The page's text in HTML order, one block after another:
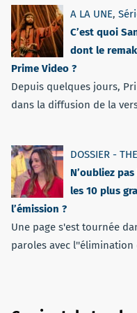
A LA UNE,
C’est quoi
dont le
Prime Video ?
Depuis quelques jours,
dans la diffusion de la
DOSSIER -
N’oubliez
les 10 plus
l’émission ?
Une page s'est tournée
paroles avec l''élimination